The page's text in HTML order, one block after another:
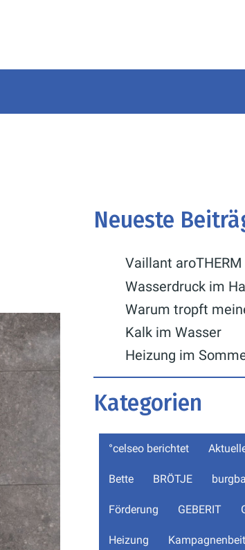
Neueste
Vaillant
Wasserdruck im
Warum tropft
Kalk im Wasser
Heizung im
Kategorien
°celseo berichtet
Bette BRÖTJE
Förderung GEBERIT
Heizung